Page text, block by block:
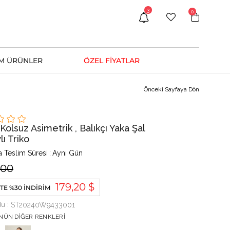
0
3
ÜRÜNLER ÖZEL FİYATLAR
Önceki Sayfaya Dön
Asimetrik , Balıkçı Yaka Şal
Triko
Teslim Süresi : Aynı Gün
%30 İNDIRIM 179,20 $
ST20240W9433001
DIĞER RENKLERI